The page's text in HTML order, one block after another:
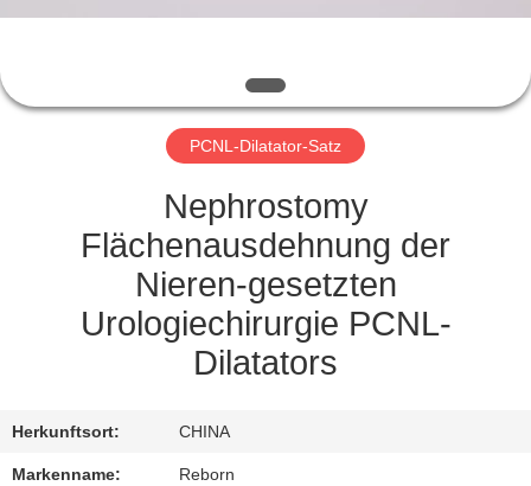
SIE
MIT
VERBINDUNG
FORDERN
ZITAT
PCNL-Dilatator-Satz
Nephrostomy
Flächenausdehnung der
Nieren-gesetzten
Urologiechirurgie PCNL-
Dilatators
Herkunftsort: CHINA
Markenname: Reborn